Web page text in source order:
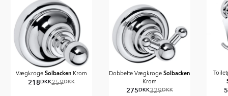
VægkrogeSolbacken Krom
218DKK259DKK
Dobbelte VægkrogeSolbacken
Krom
275DKK329DKK